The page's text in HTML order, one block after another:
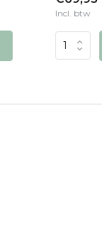
Incl. btw